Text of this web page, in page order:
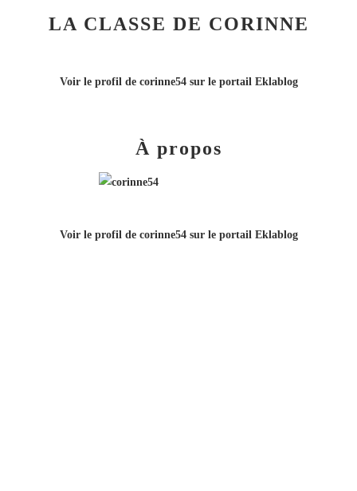
LA CLASSE DE CORINNE
Voir le profil de corinne54sur le portail Eklablog
À propos
Voir le profil de corinne54sur le portail Eklablog